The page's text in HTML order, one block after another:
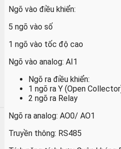
Ngõ vào điều khiển:
5 ngõ vào số
1 ngõ vào tốc độ cao
Ngõ vào analog: AI1
Ngõ ra điều khiển:
1 ngõ ra Y (Open
2 ngõ ra Relay
Ngõ ra analog: AO0/ AO1
Truyền thông: RS485